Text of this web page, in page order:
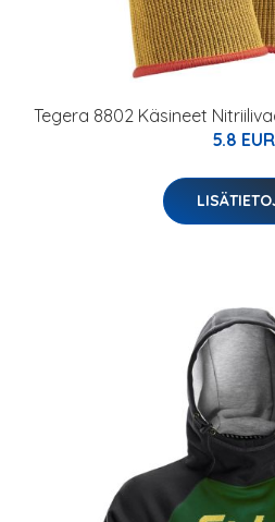
Tegera 8802 Käsineet
5.8 EUR